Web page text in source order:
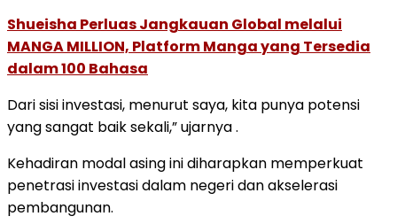
Shueisha Perluas Jangkauan Global melalui
MANGA MILLION, Platform Manga yang Tersedia
dalam 100 Bahasa
Dari sisi investasi, menurut saya, kita punya potensi
yang sangat baik sekali,” ujarnya .
Kehadiran modal asing ini diharapkan memperkuat
penetrasi investasi dalam negeri dan akselerasi
pembangunan.